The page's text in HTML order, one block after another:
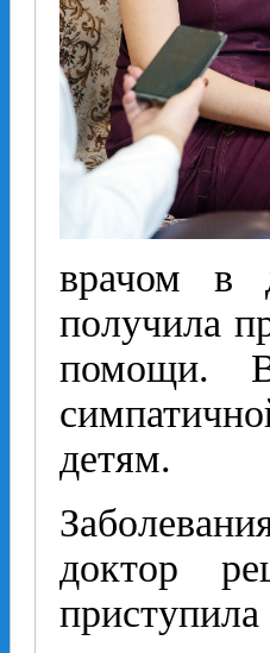
врачом в
получила
помощи.
детям.
доктор
приступила